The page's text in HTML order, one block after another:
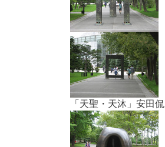
「天聖・天沐」安田侃